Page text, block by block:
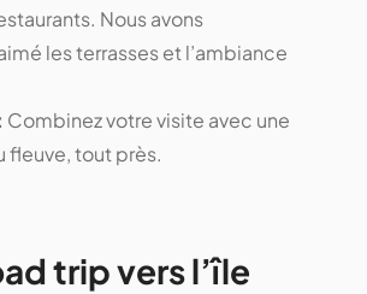
Nous avons
les terrasses et l’ambiance
Combinez votre visite avec une
fleuve, tout près.
trip vers l’île